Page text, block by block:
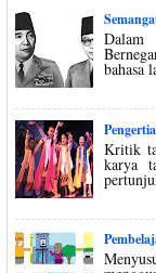
Dalam
bahasa
Kritik
karya